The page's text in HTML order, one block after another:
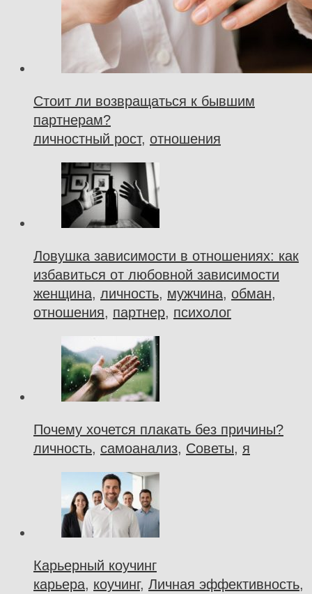
Стоит ли возвращаться к бывшим
партнерам?
личностный рост, отношения
Ловушка зависимости в отношениях: как
избавиться от любовной зависимости
женщина, личность, мужчина, обман,
отношения, партнер, психолог
Почему хочется плакать без причины?
личность, самоанализ, Советы, я
Карьерный коучинг
карьера, коучинг, Личная эффективность,